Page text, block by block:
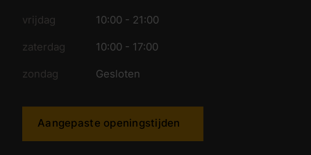
vrijdag 10:00 - 21:00
zaterdag 10:00 - 17:00
zondag Gesloten
Aangepaste openingstijden